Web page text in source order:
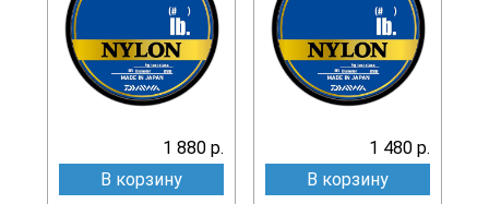
1 880 р.
В корзину
1 480 р.
В корзину